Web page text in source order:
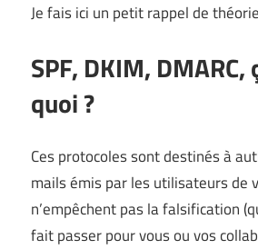
Je fais ici un petit rappel de
SPF, DKIM, DMARC,
quoi ?
Ces protocoles sont destinés à
mails émis par les utilisateurs de
n’empêchent pas la falsification
fait passer pour vous ou vos